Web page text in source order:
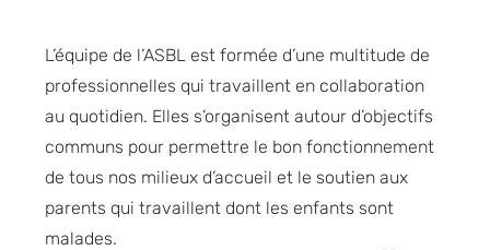
L’équipe de l’ASBL est formée d’une multitude de
professionnelles qui travaillent en collaboration
au quotidien. Elles s’organisent autour d’objectifs
communs pour permettre le bon fonctionnement
de tous nos milieux d’accueil et le soutien aux
parents qui travaillent dont les enfants sont
malades.